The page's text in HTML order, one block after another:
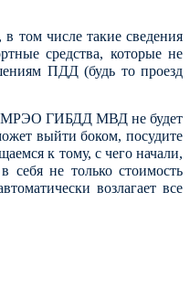
том числе такие сведения
средства, которые не
ПДД (будь то проезд
в МРЭО ГИБДД МВД не будет
выйти боком, посудите
к тому, с чего начали,
не только стоимость
возлагает все